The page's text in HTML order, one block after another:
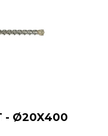
- Ø20X400